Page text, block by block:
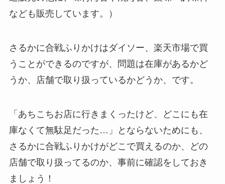
なども販売しています。）
さるかに合戦ふりかけはダイソー、楽天市場で買
うことができるのですが、問題は在庫があるかど
うか、店舗で取り扱っているかどうか、です。
「あちこちお店に行きまくったけど、どこにも在
庫なくて無駄足だった…」とならないためにも、
さるかに合戦ふりかけがどこで買えるのか、どの
店舗で取り扱ってるのか、事前に確認をしておき
ましょう！